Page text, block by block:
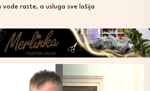
vode raste, a usluga sve lošija